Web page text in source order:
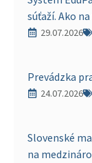
súťaží. Ako
29.07.2026
Prevádzka
24.07.2026
Slovenské
na